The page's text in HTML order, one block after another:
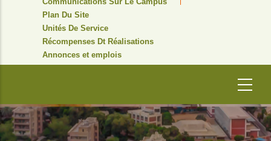
Communications Sur Le Campus
Plan Du Site
Unités De Service
Récompenses Dt Réalisations
Annonces et emplois